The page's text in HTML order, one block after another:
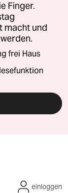
Finger.
macht und
frei Haus
einloggen